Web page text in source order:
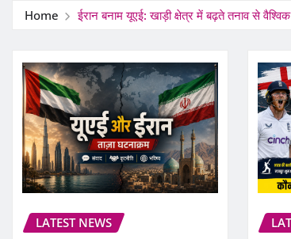
Home ईरान बनाम यूएई: खाड़ी क्षेत्र में बढ़ते तनाव से
LATEST NEWS